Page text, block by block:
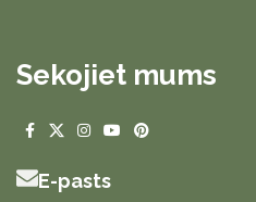
Sekojiet mums
E-pasts